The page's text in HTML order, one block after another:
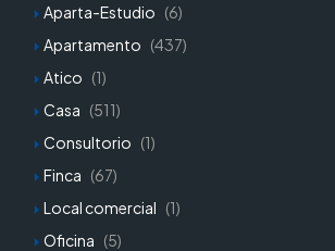
Aparta-Estudio (6)
Apartamento (437)
Atico (1)
Casa (511)
Consultorio (1)
Finca (67)
Local comercial (1)
Oficina (5)